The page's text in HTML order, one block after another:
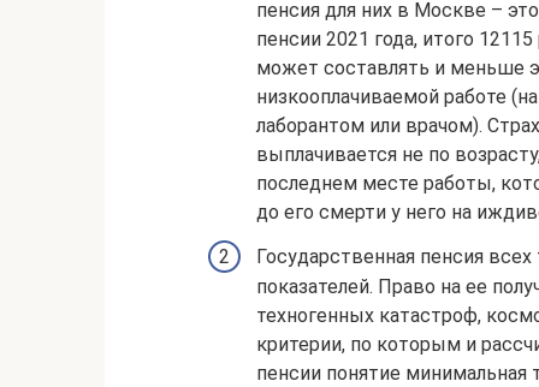
пенсия для них в Москве –
пенсии 2021 года, итого
может составлять и меньше
низкооплачиваемой работе
лаборантом или врачом).
выплачивается не по
последнем месте работы,
до его смерти у него на
Государственная пенсия
показателей. Право на ее
техногенных катастроф,
критерии, по которым и
пенсии понятие минимальная